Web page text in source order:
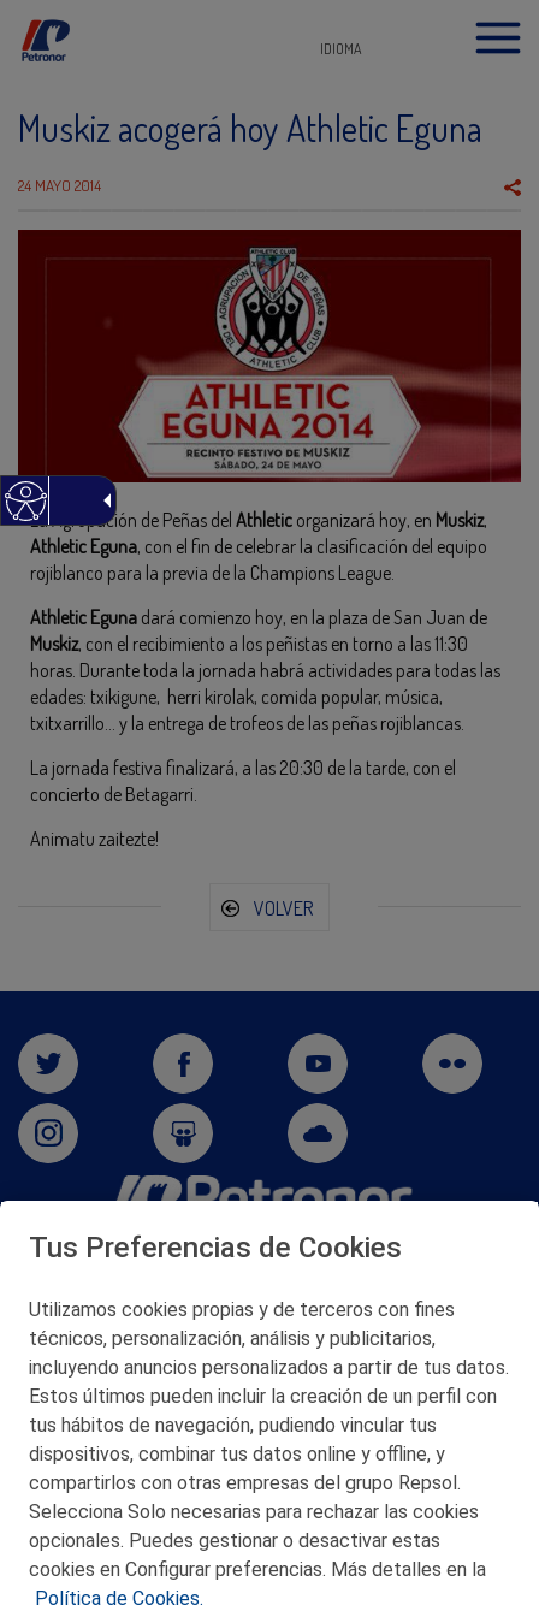
IDIOMA
Muskiz acogerá hoy Athletic Eguna
24 MAYO 2014
La Agrupación de Peñas del Athletic organizará hoy, en Muskiz,
Athletic Eguna, con el fin de celebrar la clasificación del equipo
rojiblanco para la previa de la Champions League.
Athletic Eguna dará comienzo hoy, en la plaza de San Juan de
Muskiz, con el recibimiento a los peñistas en torno a las 11:30
horas. Durante toda la jornada habrá actividades para todas las
edades: txikigune, herri kirolak, comida popular, música,
txitxarrillo… y la entrega de trofeos de las peñas rojiblancas.
La jornada festiva finalizará, a las 20:30 de la tarde, con el
concierto de Betagarri.
Animatu zaitezte!
VOLVER
San Martín 5-Edificio Muñatones,
© 2026 Petronor S.A.
CONTACTO
MAPA WEB
POLITICA DE PRIVACIDAD
Tus Preferencias de Cookies
Utilizamos cookies propias y de terceros con fines
técnicos, personalización, análisis y publicitarios,
incluyendo anuncios personalizados a partir de tus datos.
Estos últimos pueden incluir la creación de un perfil con
tus hábitos de navegación, pudiendo vincular tus
dispositivos, combinar tus datos online y offline, y
compartirlos con otras empresas del grupo Repsol.
Selecciona Solo necesarias para rechazar las cookies
opcionales. Puedes gestionar o desactivar estas
cookies en Configurar preferencias. Más detalles en la
Política de Cookies.